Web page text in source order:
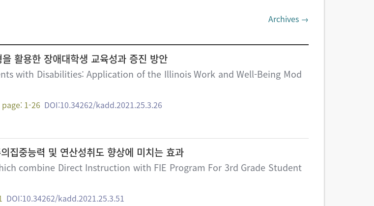
Archives →
용한 장애대학생 교육성과 증진 방안
with Disabilities: Application of the Illinois Work and Well-Being Mod
page: 1-26 DOI:10.34262/kadd.2021.25.3.26
집중능력 및 연산성취도 향상에 미치는 효과
combine Direct Instruction with FIE Program For 3rd Grade Student
DOI:10.34262/kadd.2021.25.3.51